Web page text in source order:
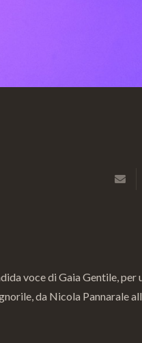
voce di Gaia Gentile, per
da Nicola Pannarale